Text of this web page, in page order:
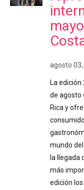
agosto
La
de agosto
Rica y
mundo
la llegada
más
edición